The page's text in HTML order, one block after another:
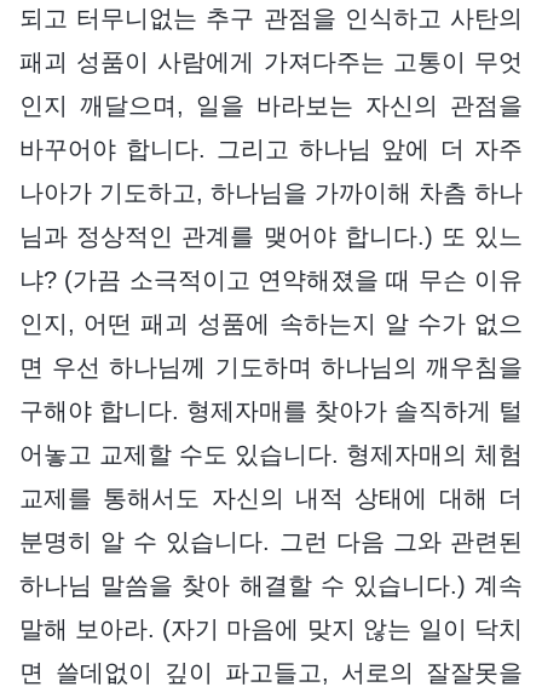
되고 터무니없는 추구 관점을 인식하고 사탄의
패괴 성품이 사람에게 가져다주는 고통이 무엇
인지 깨달으며, 일을 바라보는 자신의 관점을
바꾸어야 합니다. 그리고 하나님 앞에 더 자주
나아가 기도하고, 하나님을 가까이해 차츰 하나
님과 정상적인 관계를 맺어야 합니다.) 또 있느
냐? (가끔 소극적이고 연약해졌을 때 무슨 이유
인지, 어떤 패괴 성품에 속하는지 알 수가 없으
면 우선 하나님께 기도하며 하나님의 깨우침을
구해야 합니다. 형제자매를 찾아가 솔직하게 털
어놓고 교제할 수도 있습니다. 형제자매의 체험
교제를 통해서도 자신의 내적 상태에 대해 더
분명히 알 수 있습니다. 그런 다음 그와 관련된
하나님 말씀을 찾아 해결할 수 있습니다.) 계속
말해 보아라. (자기 마음에 맞지 않는 일이 닥치
면 쓸데없이 깊이 파고들고, 서로의 잘잘못을